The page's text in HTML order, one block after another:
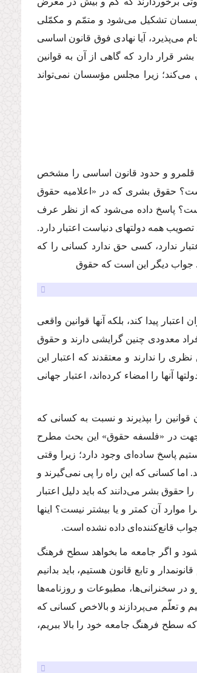
مؤسسان تشكیل مى‌شود و متمّم و مكمّلى
مى‌پذیرد، آیا نهادى فوق قانون اساسى
قرار دارد كه گاهى از آن به قوانین
مى‌كند؛ زیرا مجلس مؤسسان نمى‌تواند
قلمرو و حدود قانون اساسى را مشخص
حقوق بشرى كه در «اعلامیه حقوق
پاسخ داده مى‌شود كه از نظر عرف
همه دولتهاى دنیاست اعتبار دارد.
ندارد، كسى حق ندارد كسانى را كه
جواب دیگر این است كه حقوق
پیدا كند، بلكه آنها قوانین واقعى
معدودى چنین گرایشى دارند و حقوق
را ندارند و معتقدند كه اعتبار این
آنها را امضاء كرده‌اند، اعتبار جهانى
را بپذیرند و نسبت به كسانى كه
جهت در «فلسفه حقوق» این بحث مطرح
پاسخ ساده‌اى وجود دارد؛ زیرا وقتى
كسانى كه این راه را پى نمى‌گیرند و
حقوق بشر مى‌دانند كه باید دلیل اعتبار
تقریبا در 30 ماده تدوین شده است و چرا موارد آن كمتر و یا بیشتر نیست؟ اینها
قانع‌كننده‌اى داده نشده است.
و اگر جامعه ما بخواهد سطح فرهنگ
و تابع قانون هستیم، باید بدانیم
در سخنرانى‌ها، مطبوعات و روزنامه‌ها
تعلّم مى‌پردازند و بالاخص كسانى كه
سطح فرهنگ جامعه خود را بالا ببریم،